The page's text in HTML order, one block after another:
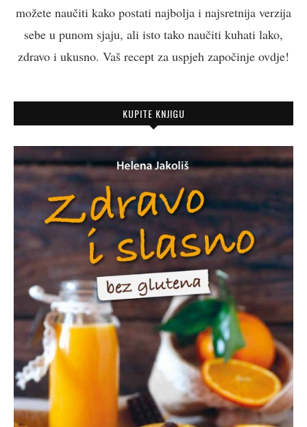
možete naučiti kako postati najbolja i najsretnija verzija
sebe u punom sjaju, ali isto tako naučiti kuhati lako,
zdravo i ukusno. Vaš recept za uspjeh započinje ovdje!
KUPITE KNJIGU